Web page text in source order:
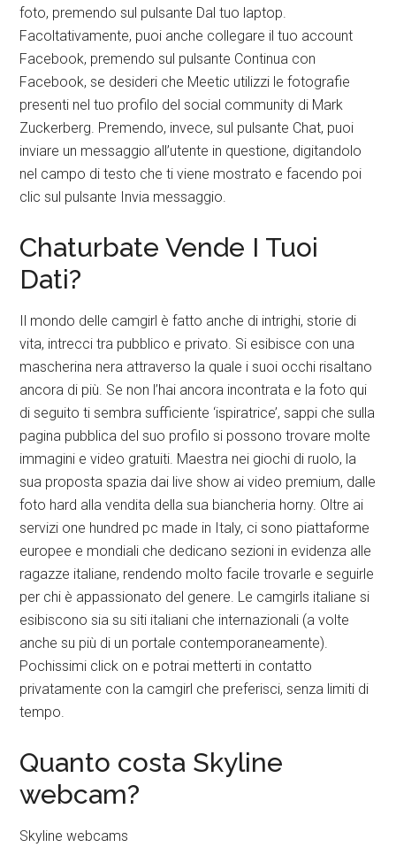
foto, premendo sul pulsante Dal tuo laptop.
Facoltativamente, puoi anche collegare il tuo account
Facebook, premendo sul pulsante Continua con
Facebook, se desideri che Meetic utilizzi le fotografie
presenti nel tuo profilo del social community di Mark
Zuckerberg. Premendo, invece, sul pulsante Chat, puoi
inviare un messaggio all’utente in questione, digitandolo
nel campo di testo che ti viene mostrato e facendo poi
clic sul pulsante Invia messaggio.
Chaturbate Vende I Tuoi
Dati?
Il mondo delle camgirl è fatto anche di intrighi, storie di
vita, intrecci tra pubblico e privato. Si esibisce con una
mascherina nera attraverso la quale i suoi occhi risaltano
ancora di più. Se non l’hai ancora incontrata e la foto qui
di seguito ti sembra sufficiente ‘ispiratrice’, sappi che sulla
pagina pubblica del suo profilo si possono trovare molte
immagini e video gratuiti. Maestra nei giochi di ruolo, la
sua proposta spazia dai live show ai video premium, dalle
foto hard alla vendita della sua biancheria horny. Oltre ai
servizi one hundred pc made in Italy, ci sono piattaforme
europee e mondiali che dedicano sezioni in evidenza alle
ragazze italiane, rendendo molto facile trovarle e seguirle
per chi è appassionato del genere. Le camgirls italiane si
esibiscono sia su siti italiani che internazionali (a volte
anche su più di un portale contemporaneamente).
Pochissimi click on e potrai metterti in contatto
privatamente con la camgirl che preferisci, senza limiti di
tempo.
Quanto costa Skyline
webcam?
Skyline webcams